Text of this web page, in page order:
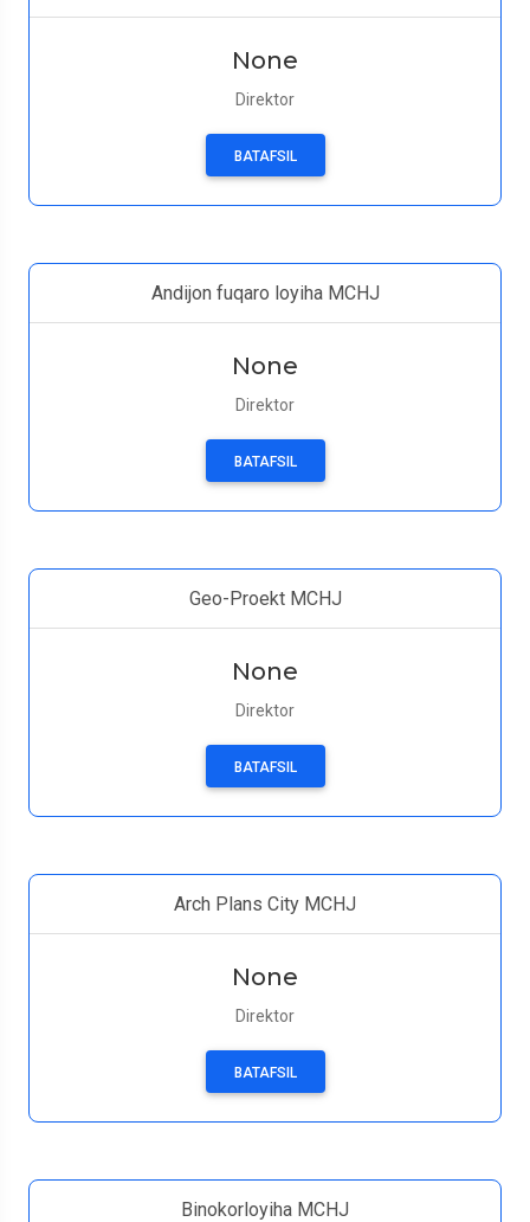
None
Direktor
BATAFSIL
Andijon fuqaro loyiha MCHJ
None
Direktor
BATAFSIL
Geo-Proekt MCHJ
None
Direktor
BATAFSIL
Arch Plans City MCHJ
None
Direktor
BATAFSIL
Binokorloyiha MCHJ